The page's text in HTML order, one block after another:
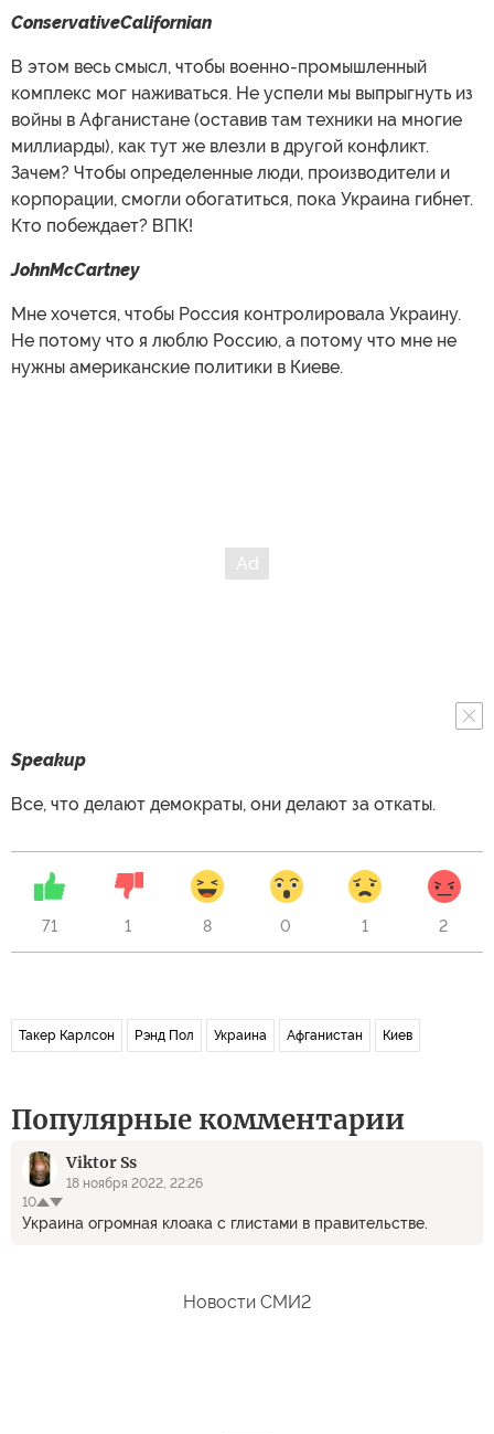
ConservativeCalifornian
В этом весь смысл, чтобы военно-промышленный
комплекс мог наживаться. Не успели мы выпрыгнуть из
войны в Афганистане (оставив там техники на многие
миллиарды), как тут же влезли в другой конфликт.
Зачем? Чтобы определенные люди, производители и
корпорации, смогли обогатиться, пока Украина гибнет.
Кто побеждает? ВПК!
JohnMcCartney
Мне хочется, чтобы Россия контролировала Украину.
Не потому что я люблю Россию, а потому что мне не
нужны американские политики в Киеве.
Speakup
Все, что делают демократы, они делают за откаты.
71 1 8 0 1 2
Такер Карлсон Рэнд Пол Украина Афганистан Киев
Популярные комментарии
Viktor Ss
18 ноября 2022, 22:26
10
Украина огромная клоака с глистами в правительстве.
Новости СМИ2